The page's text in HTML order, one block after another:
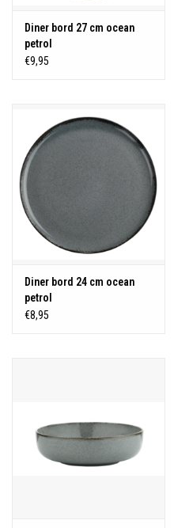
Diner bord 27 cm ocean
petrol
€9,95
Diner bord 24 cm ocean
petrol
€8,95